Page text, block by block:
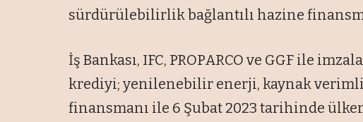
sürdürülebilirlik bağlantılı hazine
İş Bankası, IFC, PROPARCO ve GGF ile
krediyi; yenilenebilir enerji, kaynak
finansmanı ile 6 Şubat 2023 tarihinde